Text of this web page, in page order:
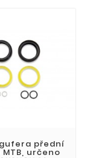
přední
určeno